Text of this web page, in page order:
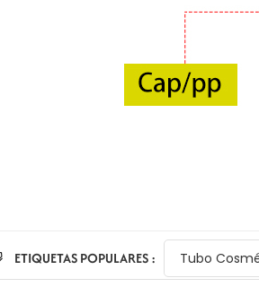
ETIQUETAS POPULARES : Tubo